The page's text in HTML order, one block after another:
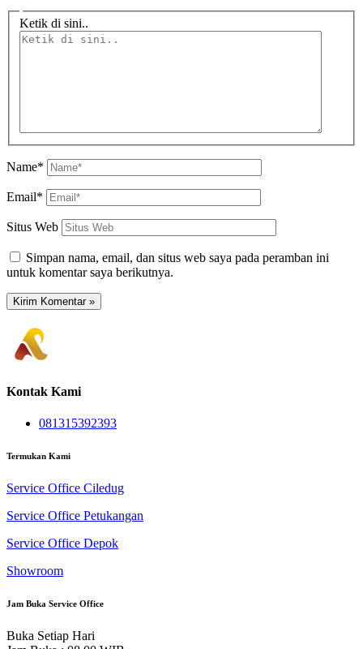
Ketik di sini..
Name*
Email*
Situs Web
Simpan nama, email, dan situs web saya pada peramban ini
untuk komentar saya berikutnya.
Kontak Kami
081315392393
Termukan Kami
Service Office Ciledug
Service Office Petukangan
Service Office Depok
Showroom
Jam Buka Service Office
Buka Setiap Hari